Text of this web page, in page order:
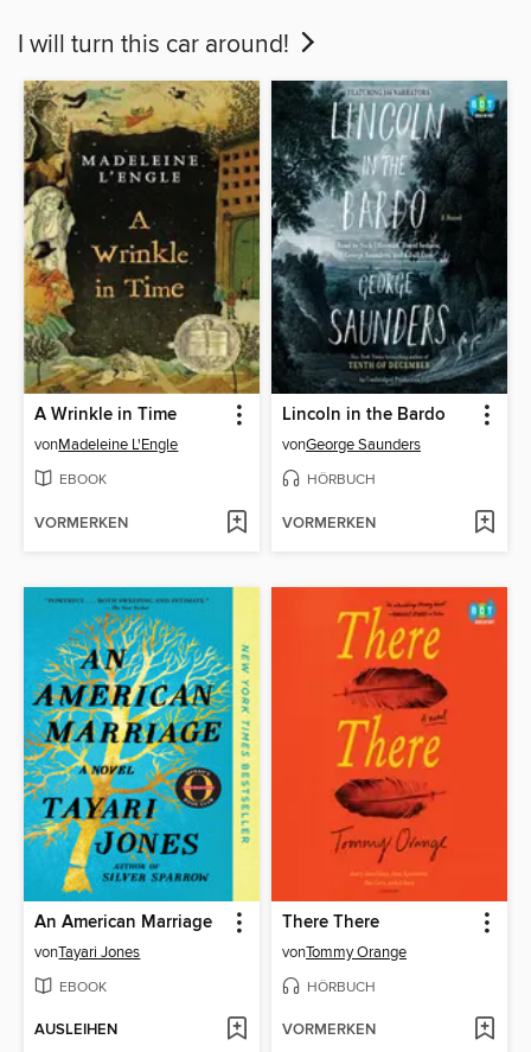
I will turn this car around!
A Wrinkle in Time
vonMadeleine L'Engle
EBOOK
VORMERKEN
Lincoln in the Bardo
vonGeorge Saunders
HÖRBUCH
VORMERKEN
An American Marriage
vonTayari Jones
EBOOK
AUSLEIHEN
There There
vonTommy Orange
HÖRBUCH
VORMERKEN